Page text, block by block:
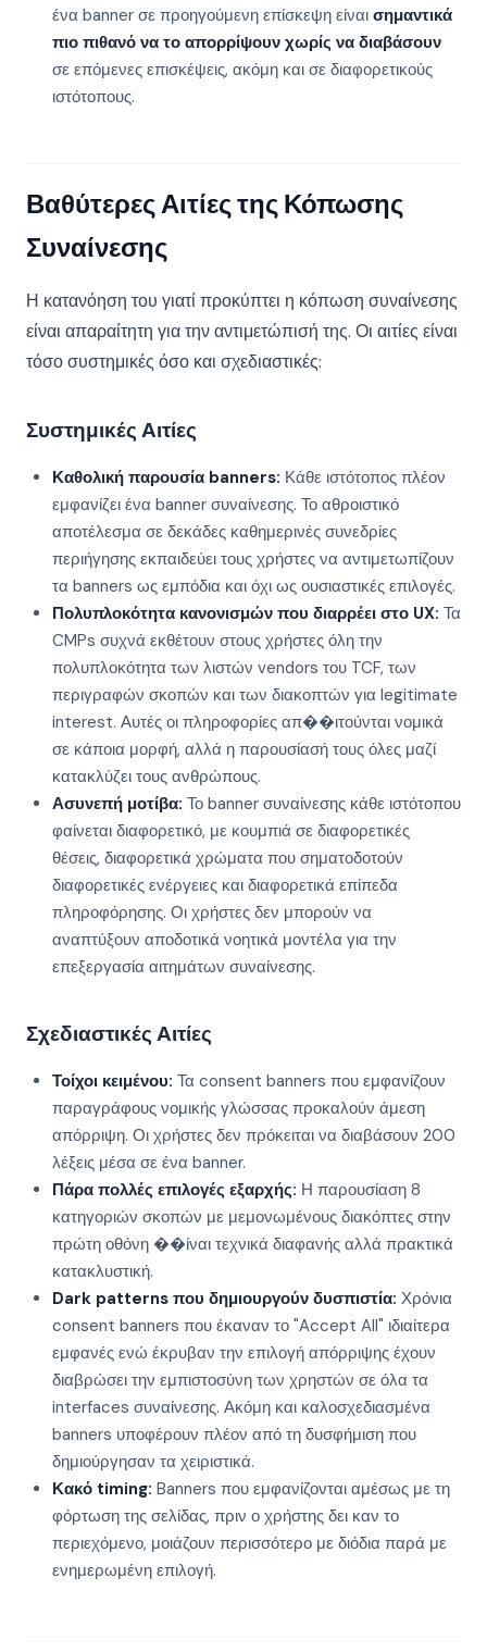
ένα banner σε προηγούμενη επίσκεψη είναι σημαντικά
πιο πιθανό να το απορρίψουν χωρίς να διαβάσουν
σε επόμενες επισκέψεις, ακόμη και σε διαφορετικούς
ιστότοπους.
Βαθύτερες Αιτίες της Κόπωσης
Συναίνεσης
Η κατανόηση του γιατί προκύπτει η κόπωση συναίνεσης
είναι απαραίτητη για την αντιμετώπισή της. Οι αιτίες είναι
τόσο συστημικές όσο και σχεδιαστικές:
Συστημικές Αιτίες
Καθολική παρουσία banners: Κάθε ιστότοπος πλέον
εμφανίζει ένα banner συναίνεσης. Το αθροιστικό
αποτέλεσμα σε δεκάδες καθημερινές συνεδρίες
περιήγησης εκπαιδεύει τους χρήστες να αντιμετωπίζουν
τα banners ως εμπόδια και όχι ως ουσιαστικές επιλογές.
Πολυπλοκότητα κανονισμών που διαρρέει στο UX: Τα
CMPs συχνά εκθέτουν στους χρήστες όλη την
πολυπλοκότητα των λιστών vendors του TCF, των
περιγραφών σκοπών και των διακοπτών για legitimate
interest. Αυτές οι πληροφορίες απ��ιτούνται νομικά
σε κάποια μορφή, αλλά η παρουσίασή τους όλες μαζί
κατακλύζει τους ανθρώπους.
Ασυνεπή μοτίβα: Το banner συναίνεσης κάθε ιστότοπου
φαίνεται διαφορετικό, με κουμπιά σε διαφορετικές
θέσεις, διαφορετικά χρώματα που σηματοδοτούν
διαφορετικές ενέργειες και διαφορετικά επίπεδα
πληροφόρησης. Οι χρήστες δεν μπορούν να
αναπτύξουν αποδοτικά νοητικά μοντέλα για την
επεξεργασία αιτημάτων συναίνεσης.
Σχεδιαστικές Αιτίες
Τοίχοι κειμένου: Τα consent banners που εμφανίζουν
παραγράφους νομικής γλώσσας προκαλούν άμεση
απόρριψη. Οι χρήστες δεν πρόκειται να διαβάσουν 200
λέξεις μέσα σε ένα banner.
Πάρα πολλές επιλογές εξαρχής: Η παρουσίαση 8
κατηγοριών σκοπών με μεμονωμένους διακόπτες στην
πρώτη οθόνη ��ίναι τεχνικά διαφανής αλλά πρακτικά
κατακλυστική.
Dark patterns που δημιουργούν δυσπιστία: Χρόνια
consent banners που έκαναν το "Accept All" ιδιαίτερα
εμφανές ενώ έκρυβαν την επιλογή απόρριψης έχουν
διαβρώσει την εμπιστοσύνη των χρηστών σε όλα τα
interfaces συναίνεσης. Ακόμη και καλοσχεδιασμένα
banners υποφέρουν πλέον από τη δυσφήμιση που
δημιούργησαν τα χειριστικά.
Κακό timing: Banners που εμφανίζονται αμέσως με τη
φόρτωση της σελίδας, πριν ο χρήστης δει καν το
περιεχόμενο, μοιάζουν περισσότερο με διόδια παρά με
ενημερωμένη επιλογή.